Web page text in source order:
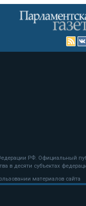
РФ. Официальный
в десяти субъектах
материалов сайта